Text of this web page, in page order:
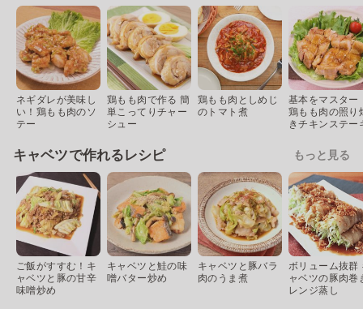
ネギダレが美味し
い！鶏もも肉のソ
テー
鶏もも肉で作る 簡
単こってりチャー
シュー
鶏もも肉としめじ
のトマト煮
基本をマスター
鶏もも肉の照り
きチキンステー
キャベツで作れるレシピ もっと見る
ご飯がすすむ！キ
ャベツと豚の甘辛
味噌炒め
キャベツと鮭の味
噌バター炒め
キャベツと豚バラ
肉のうま煮
ボリューム抜群
ャベツの豚肉巻
レンジ蒸し